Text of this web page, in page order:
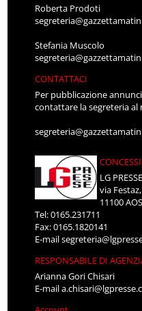
Roberta Prodoti
Stefania Muscolo
CONTATTACI
Per pubblicazione
contattare la segreteria al
LG
via
11100
Tel: 0165.231711
Fax: 0165.1820141
E-mail
RESPONSABILE DI
Arianna Gori Chisari
E-mail